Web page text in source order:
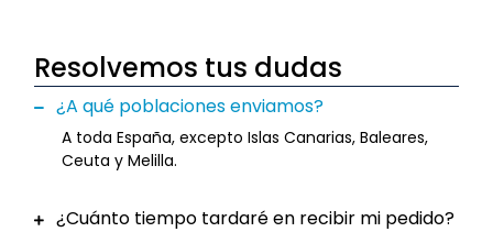
Resolvemos tus dudas
¿A qué poblaciones enviamos?
A toda España, excepto Islas Canarias, Baleares,
Ceuta y Melilla.
¿Cuánto tiempo tardaré en recibir mi pedido?